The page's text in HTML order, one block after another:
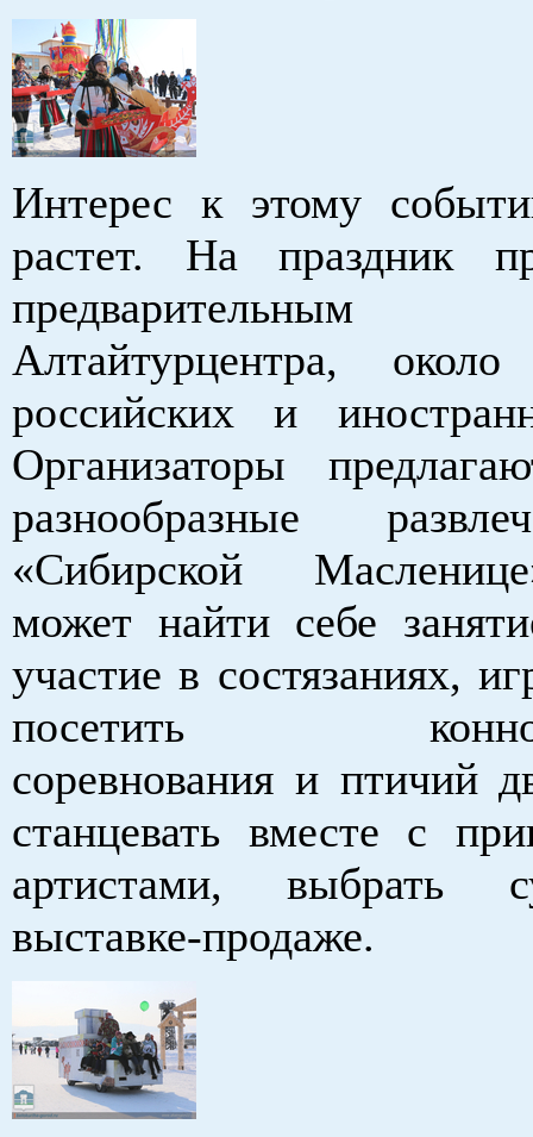
Интерес к этому
растет. На праздник
Алтайтурцентра,
российских и
Организаторы
разнообразные
«Сибирской
может найти себе
участие в состязаниях,
посетить
соревнования и птичий
станцевать вместе с
артистами, выбрать
выставке-продаже.